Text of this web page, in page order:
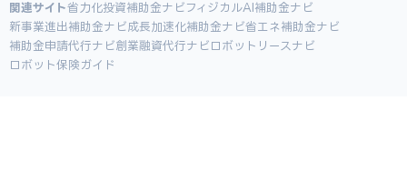
関連サイト省力化投資補助金ナビ フィジカルAI補助金ナビ
新事業進出補助金ナビ成長加速化補助金ナビ省エネ補助金ナビ
補助金申請代行ナビ創業融資代行ナビ ロボットリースナビ
ロボット保険ガイド